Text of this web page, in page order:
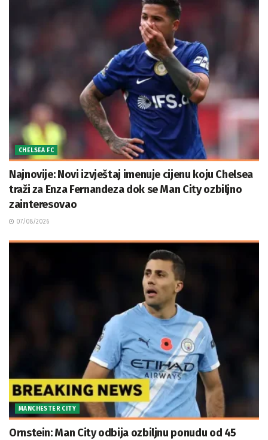
CHELSEA FC
Najnovije: Novi izvještaj imenuje cijenu koju Chelsea
traži za Enza Fernandeza dok se Man City ozbiljno
zainteresovao
07/08/2026
MANCHESTER CITY
Ornstein: Man City odbija ozbiljnu ponudu od 45